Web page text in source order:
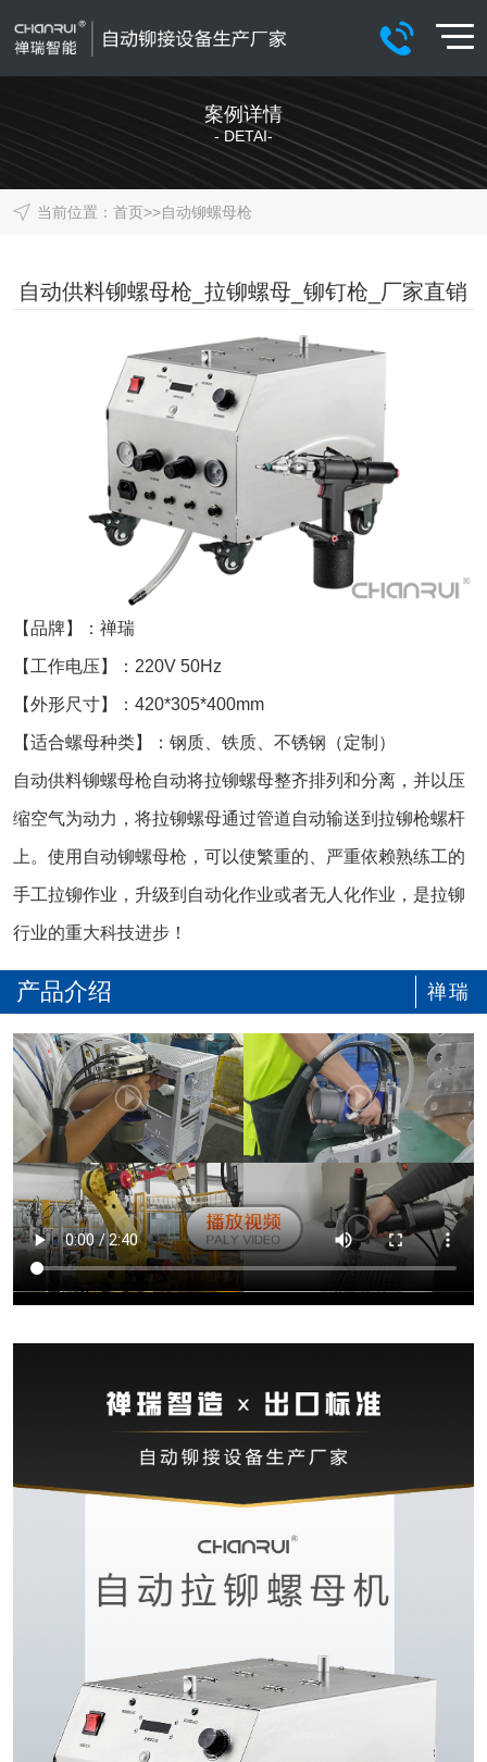
案例详情
- DETAI-
当前位置： 首页>>自动铆螺母枪
自动供料铆螺母枪_拉铆螺母_铆钉枪_厂家直销
【品牌】：禅瑞
【工作电压】：220V 50Hz
【外形尺寸】：420*305*400mm
【适合螺母种类】：钢质、铁质、不锈钢（定制）
自动供料铆螺母枪自动将拉铆螺母整齐排列和分离，并以压
缩空气为动力，将拉铆螺母通过管道自动输送到拉铆枪螺杆
上。使用自动铆螺母枪，可以使繁重的、严重依赖熟练工的
手工拉铆作业，升级到自动化作业或者无人化作业，是拉铆
行业的重大科技进步！
产品介绍 禅瑞